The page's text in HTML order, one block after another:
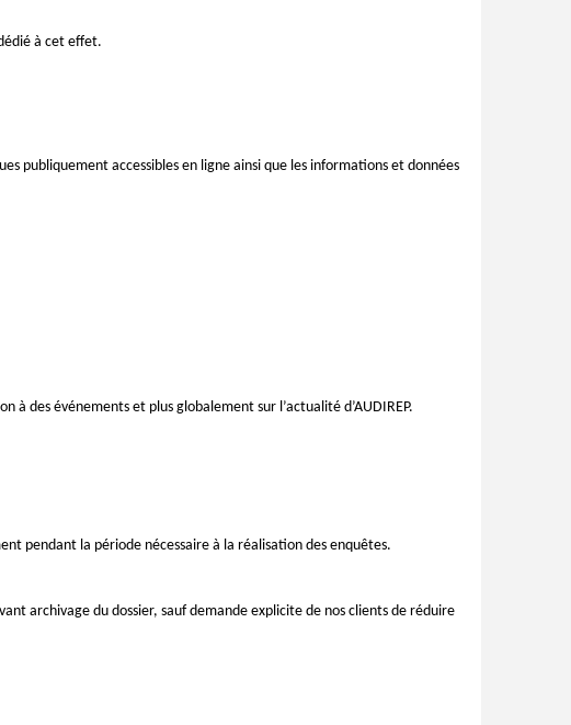
à cet effet.
publiquement accessibles en ligne ainsi que les informations et données
des événements et plus globalement sur l’actualité d’AUDIREP.
pendant la période nécessaire à la réalisation des enquêtes.
archivage du dossier, sauf demande explicite de nos clients de réduire